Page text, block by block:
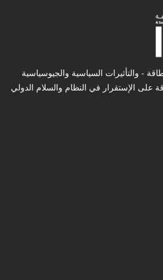
- والتأثیرات السیاسیة والجیوسیاسیة
على الإستقرار في النظام والسلام الدولي